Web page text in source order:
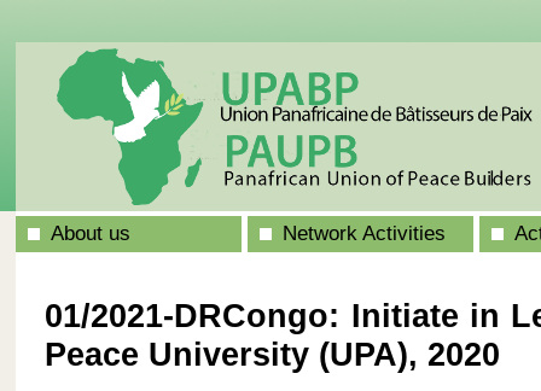
About us Network Activities
01/2021-DRCongo: Initiate in
Peace University (UPA), 2020